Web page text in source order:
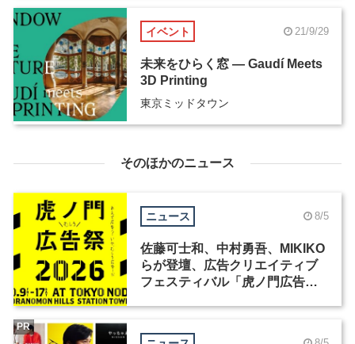
イベント 21/9/29
未来をひらく窓 ― Gaudí Meets
3D Printing
東京ミッドタウン
そのほかのニュース
ニュース 8/5
佐藤可士和、中村勇吾、MIKIKO
らが登壇、広告クリエイティブ
フェスティバル「虎ノ門広告
PR